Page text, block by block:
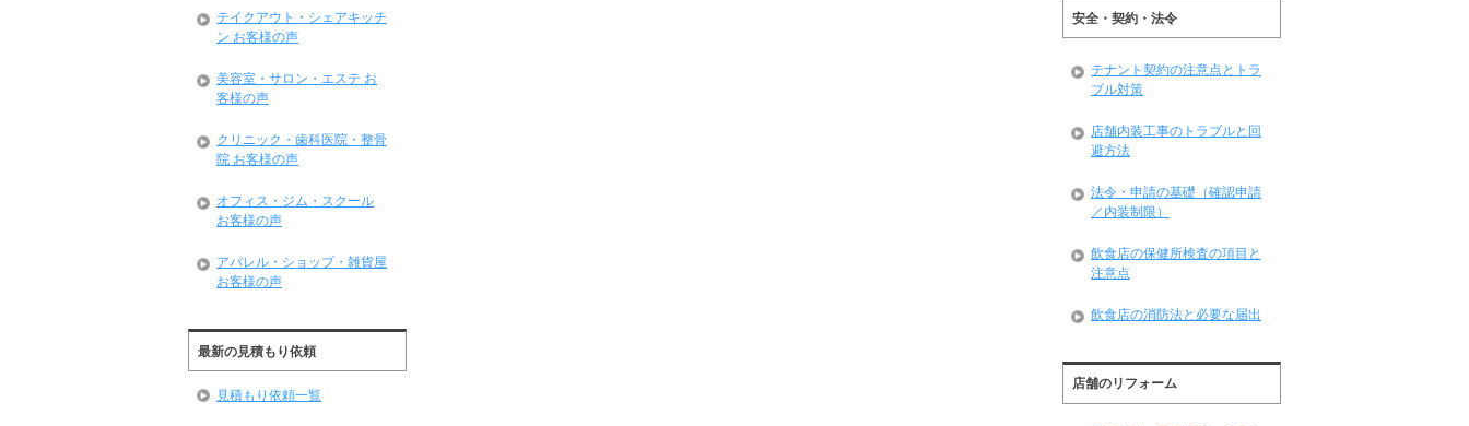
テイクアウト・シェアキッチ
ン お客様の声
美容室・サロン・エステ お
客様の声
クリニック・歯科医院・整骨
院 お客様の声
オフィス・ジム・スクール
お客様の声
アパレル・ショップ・雑貨屋
お客様の声
最新の見積もり依頼
見積もり依頼一覧
安全・契約・法令
テナント契約の注意点とトラ
ブル対策
店舗内装工事のトラブルと回
避方法
法令・申請の基礎（確認申請
／内装制限）
飲食店の保健所検査の項目と
注意点
飲食店の消防法と必要な届出
店舗のリフォーム